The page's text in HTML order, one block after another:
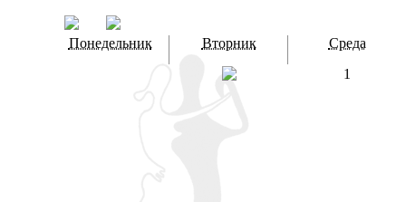
Понедельник Вторник
Среда
1